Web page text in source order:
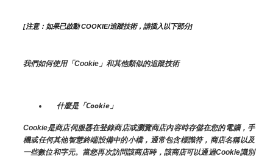
[注意：如果已啟動 COOKIE/追蹤技術，請插入以下部分]
我們如何使用「Cookie」和其他類似的追蹤技術
什麼是「Cookie」
Cookie是商店伺服器在登錄商店或瀏覽商店內容時存儲在您的電腦，手
機或任何其他智慧終端設備中的小檔，通常包含標識符，商店名稱以及
一些數位和字元。當您再次訪問該商店時，該商店可以通過Cookie識別